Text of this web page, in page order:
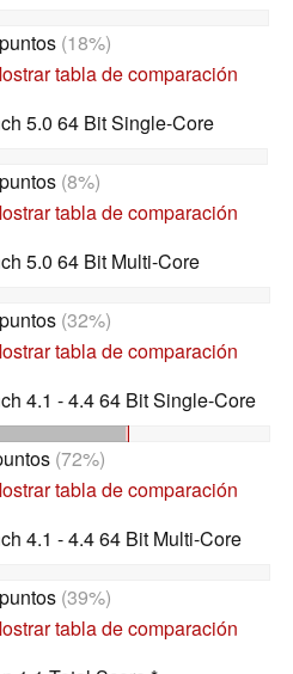
(18%)
tabla de comparación
5.0 64 Bit Single-Core
(8%)
tabla de comparación
5.0 64 Bit Multi-Core
(32%)
tabla de comparación
4.1 - 4.4 64 Bit Single-Core
(72%)
tabla de comparación
4.1 - 4.4 64 Bit Multi-Core
(39%)
tabla de comparación